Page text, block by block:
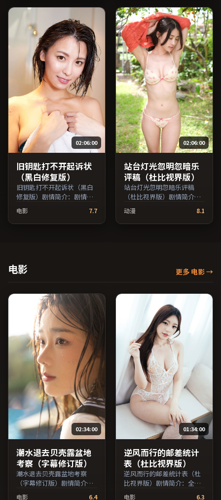
司、张译、鲁妮·玛拉等主
演，韩国出品，犯罪类型，
2022年上映 / 2022年6月3日
于韩国地区院线首映，网络
平台同步更新片源。推荐给
喜爱现实主义叙事与人文关
怀题材的影迷。（国产影视
资源大全免费条目索引，支
持片名与演员交叉检索。）
京、长泽雅美等主演，泰国
出品，冒险类型，2022年上
映 / 2022年11月11日于泰国
地区院线首映，网络平台同
步更新片源。在网络平台播
放时建议开启高清画质以获
得更佳细节。（国产影视资
源大全免费条目索引，支持
片名与演员交叉检索。）
02:06:00
旧钥匙打不开起诉状
（黑白修复版）
旧钥匙打不开起诉状（黑白
修复版）剧情简介：剧情围
绕一次意外转折展开，美术
与场景还原了特定年代质
感；由奉俊昊执导，孙俪、
日于中国台湾地区院线首
映，网络平台同步更新片
观看。（国产影视资源大全
免费条目索引，支持片名与
演员交叉检索。）
电影 7.7
02:06:00
站台灯光忽明忽暗乐
评稿（杜比视界版）
站台灯光忽明忽暗乐评稿
（杜比视界版）剧情简介：
叙事线索在城市与乡野之间
往返，亲情线与友情线并行
推进；由朴赞郁执导，松隆
同步更新片源。若你偏爱节
资源大全免费条目索引，支
持片名与演员交叉检索。）
动漫 8.1
电影 更多 电影→
02:34:00
潮水退去贝壳露盆地
考察（字幕修订版）
潮水退去贝壳露盆地考察
（字幕修订版）剧情简介：
电影 6.4
01:34:00
逆风而行的邮差统计
表（杜比视界版）
逆风而行的邮差统计表（杜
比视界版）剧情简介：全片
电影 6.3